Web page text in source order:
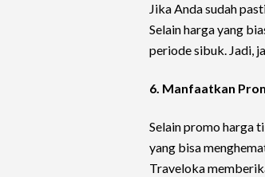
Jika Anda sudah
Selain harga yang
periode sibuk. Jadi,
6. Manfaatkan
Selain promo harga
yang bisa
Traveloka